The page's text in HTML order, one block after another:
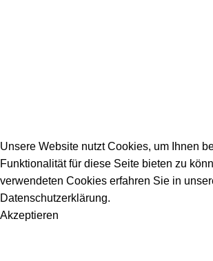
Unsere Website nutzt Cookies, um Ihnen
Funktionalität für diese Seite bieten zu
verwendeten Cookies erfahren Sie in
Datenschutzerklärung.
Akzeptieren